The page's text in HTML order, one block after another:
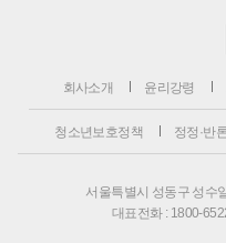
회사소개 윤리강령
청소년보호정책 정정·반
서울특별시 성동구 성수
대표전화 : 1800-